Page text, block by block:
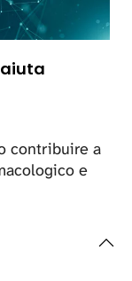
contribuire a
e